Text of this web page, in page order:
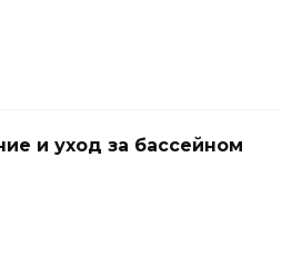
и уход за бассейном